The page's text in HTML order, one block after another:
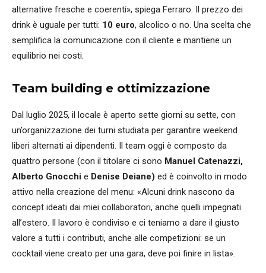
alternative fresche e coerenti», spiega Ferraro. Il prezzo dei
drink è uguale per tutti: 10 euro, alcolico o no. Una scelta che
semplifica la comunicazione con il cliente e mantiene un
equilibrio nei costi.
Team building e ottimizzazione
Dal luglio 2025, il locale è aperto sette giorni su sette, con
un’organizzazione dei turni studiata per garantire weekend
liberi alternati ai dipendenti. Il team oggi è composto da
quattro persone (con il titolare ci sono Manuel Catenazzi,
Alberto Gnocchi e Denise Deiane) ed è coinvolto in modo
attivo nella creazione del menu: «Alcuni drink nascono da
concept ideati dai miei collaboratori, anche quelli impegnati
all’estero. Il lavoro è condiviso e ci teniamo a dare il giusto
valore a tutti i contributi, anche alle competizioni: se un
cocktail viene creato per una gara, deve poi finire in lista».